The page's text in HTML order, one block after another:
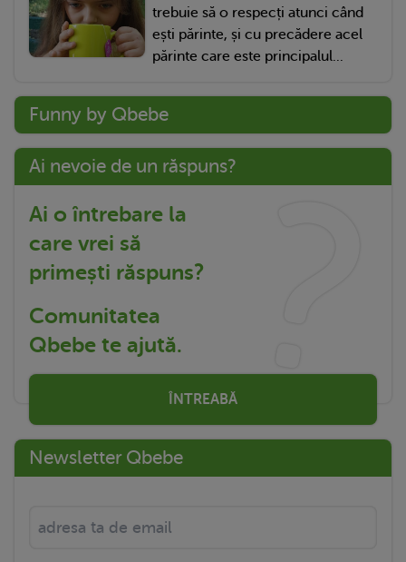
trebuie să o respecți atunci când
ești părinte, și cu precădere acel
părinte care este principalul...
Funny by Qbebe
Ai nevoie de un răspuns?
Ai o întrebare la
care vrei să
primești răspuns?
Comunitatea
Qbebe te ajută.
ÎNTREABĂ
Newsletter Qbebe